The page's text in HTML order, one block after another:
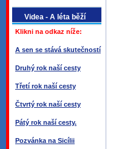
Videa - A léta běží
Klikni na odkaz níže:
A sen se stává skutečností
Druhý rok naší cesty
Třetí rok naší cesty
Čtvrtý rok naší cesty
Pátý rok naší cesty.
Pozvánka na Sicílii